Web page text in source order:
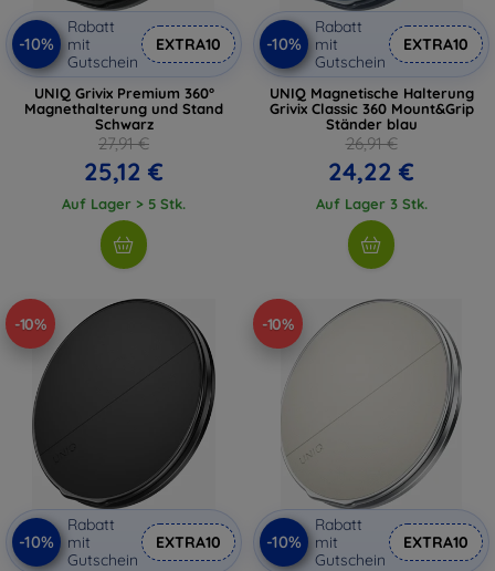
-10%
Rabatt
mit
Gutschein
EXTRA10
UNIQ Grivix Premium 360°
Magnethalterung und Stand
Schwarz
27,91 €
25,12 €
Auf Lager > 5 Stk.
-10%
Rabatt
mit
Gutschein
EXTRA10
UNIQ Magnetische Halterung
Grivix Classic 360 Mount&Grip
Ständer blau
26,91 €
24,22 €
Auf Lager 3 Stk.
-10%
-10%
Rabatt
mit
Gutschein
EXTRA10
-10%
-10%
Rabatt
mit
Gutschein
EXTRA10